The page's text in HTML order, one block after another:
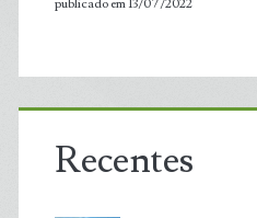
publicado em 13/07/2022
Recentes